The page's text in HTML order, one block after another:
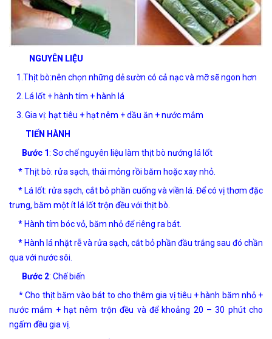
NGUYÊN LIỆU
1.Thịt bò:nên chọn những dẻ sườn có cả nạc và mỡ sẽ ngon hơn
2. Lá lốt + hành tím + hành lá
3. Gia vị: hạt tiêu + hạt nêm + dầu ăn + nước mắm
TIẾN HÀNH
Bước 1: Sơ chế nguyên liệu làm thịt bò nướng lá lốt
* Thịt bò: rửa sạch, thái mỏng rồi băm hoặc xay nhỏ.
* Lá lốt: rửa sạch, cắt bỏ phần cuống và viền lá. Để có vị thơm đặc
trưng, băm một ít lá lốt trộn đều với thịt bò.
* Hành tím bóc vỏ, băm nhỏ để riêng ra bát.
* Hành lá nhặt rễ và rửa sạch, cắt bỏ phần đầu trắng sau đó chần
qua với nước sôi.
Bước 2: Chế biến
* Cho thịt băm vào bát to cho thêm gia vị tiêu + hành băm nhỏ +
nước mắm + hạt nêm trộn đều và để khoảng 20 – 30 phút cho
ngấm đều gia vị.